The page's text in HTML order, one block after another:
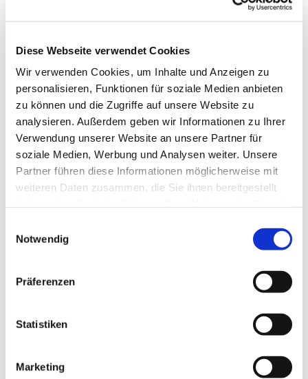
Diese Webseite verwendet Cookies
Wir verwenden Cookies, um Inhalte und Anzeigen zu
personalisieren, Funktionen für soziale Medien anbieten
zu können und die Zugriffe auf unsere Website zu
analysieren. Außerdem geben wir Informationen zu Ihrer
Verwendung unserer Website an unsere Partner für
soziale Medien, Werbung und Analysen weiter. Unsere
Partner führen diese Informationen möglicherweise mit
weiteren Daten zusammen, die Sie ihnen bereitgestellt
Notwendig
Präferenzen
Statistiken
Marketing